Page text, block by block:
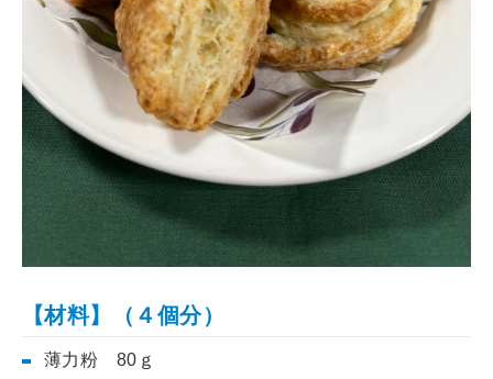
【材料】（４個分）
薄力粉 80ｇ